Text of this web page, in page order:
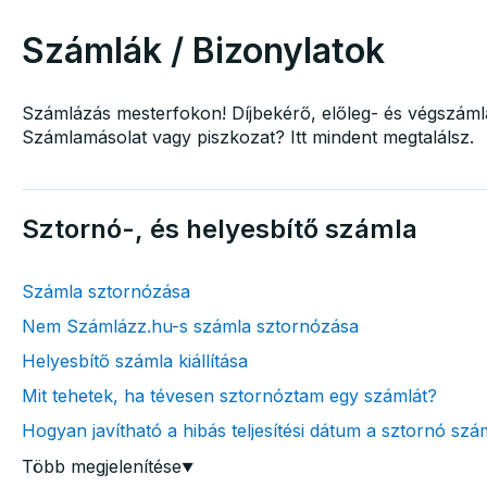
Számlák / Bizonylatok
Számlázás mesterfokon! Díjbekérő, előleg- és
Számlamásolat vagy piszkozat? Itt mindent megtalálsz.
Sztornó-, és helyesbítő számla
Számla sztornózása
Nem Számlázz.hu-s számla sztornózása
Helyesbítő számla kiállítása
Mit tehetek, ha tévesen sztornóztam egy számlát?
Hogyan javítható a hibás teljesítési dátum a sztornó
Több megjelenítése▼